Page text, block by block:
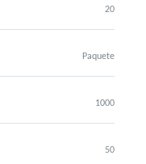
20
Paquete
1000
50